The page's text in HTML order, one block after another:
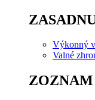
Výkonný
Valné